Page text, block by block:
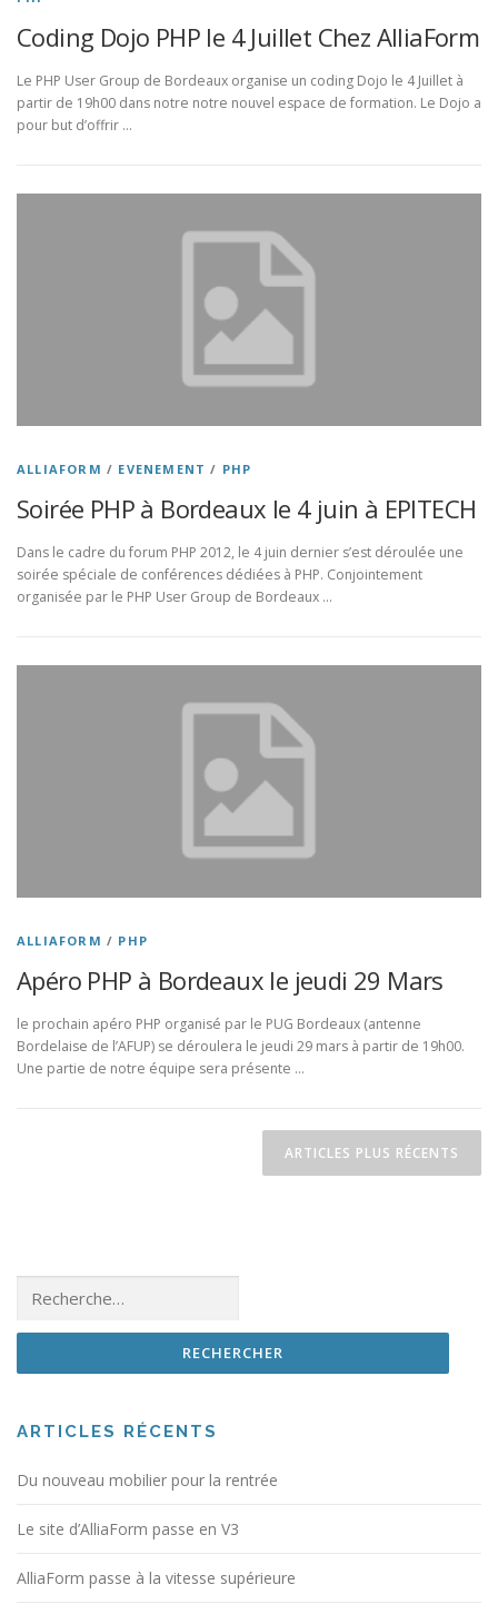
Coding Dojo PHP le 4 Juillet Chez AlliaForm
Le PHP User Group de Bordeaux organise un coding Dojo le 4 Juillet à
partir de 19h00 dans notre notre nouvel espace de formation. Le Dojo a
pour but d’offrir …
ALLIAFORM / EVENEMENT / PHP
Soirée PHP à Bordeaux le 4 juin à EPITECH
Dans le cadre du forum PHP 2012, le 4 juin dernier s’est déroulée une
soirée spéciale de conférences dédiées à PHP. Conjointement
organisée par le PHP User Group de Bordeaux …
ALLIAFORM / PHP
Apéro PHP à Bordeaux le jeudi 29 Mars
le prochain apéro PHP organisé par le PUG Bordeaux (antenne
Bordelaise de l’AFUP) se déroulera le jeudi 29 mars à partir de 19h00.
Une partie de notre équipe sera présente …
Navigation des articles
ARTICLES PLUS RÉCENTS
ARTICLES RÉCENTS
Du nouveau mobilier pour la rentrée
Le site d’AlliaForm passe en V3
AlliaForm passe à la vitesse supérieure